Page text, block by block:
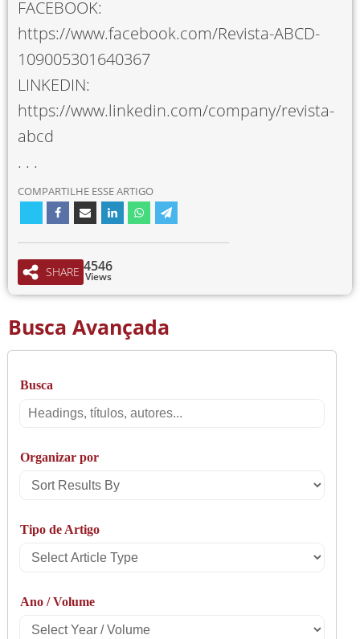
FACEBOOK:
https://www.facebook.com/Revista-ABCD-
109005301640367
LINKEDIN:
https://www.linkedin.com/company/revista-
abcd
. . .
COMPARTILHE ESSE ARTIGO
SHARE Views
4546
Busca Avançada
Busca
Busca
Organizar por
Sort
By
Tipo de Artigo
Select
Type
Ano / Volume
Select